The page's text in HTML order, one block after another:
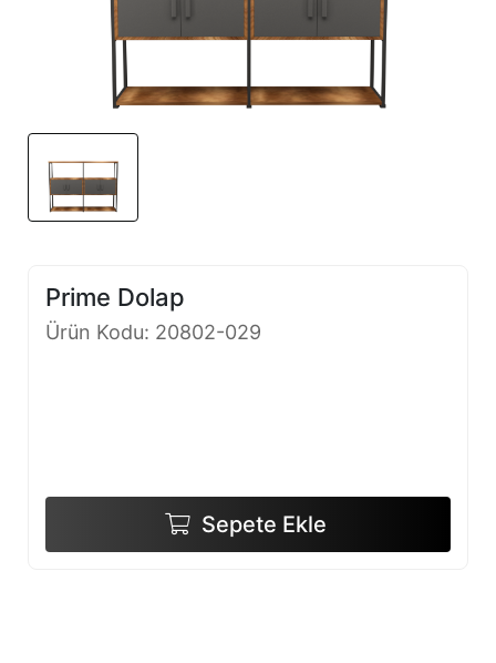
Prime Dolap
Ürün Kodu: 20802-029
Sepete Ekle